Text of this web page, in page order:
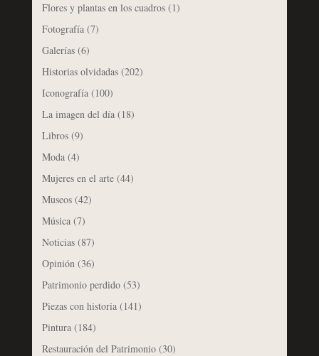
Flores y plantas en los cuadros(1)
Fotografía(7)
Galerías(6)
Historias olvidadas(202)
Iconografía(100)
La imagen del día(18)
Libros(9)
Moda(4)
Mujeres en el arte(44)
Museos(42)
Música(7)
Noticias(87)
Opinión(36)
Patrimonio perdido(53)
Piezas con historia(141)
Pintura(184)
Restauración del Patrimonio(30)